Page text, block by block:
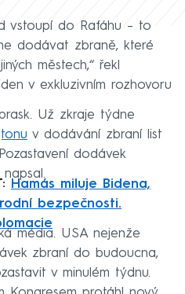
vstoupí do Rafáhu – to
dodávat zbraně, které
městech,“ řekl
v exkluzivním rozhovoru
Už zkraje týdne
v dodávání zbraní list
dodávek
Hamás miluje Bidena,
bezpečnosti.
média. USA nejenže
zbraní do budoucna,
v minulém týdnu.